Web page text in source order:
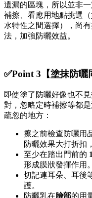
遺漏的區塊，所以並非
補擦、看應用地點挑選
水特性之間選擇），尚
法，加強防曬效益。
✅Point 3【塗抹防曬
即使塗了防曬好像也不
對，忽略定時補擦等都
疏忽的地方：
擦之前檢查防曬用
防曬效果大打折扣
至少在踏出門前的
形成膜狀發揮作用。
切記連耳朵、耳後
護。
防曬乳在臉部的用